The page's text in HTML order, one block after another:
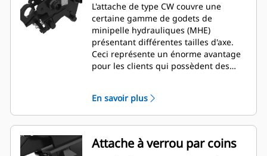
L'attache de type CW couvre une
certaine gamme de godets de
minipelle hydrauliques (MHE)
présentant différentes tailles d'axe.
Ceci représente un énorme avantage
pour les clients qui possèdent des
d'une souplesse d'utilisation de godet
entre plusieurs machines.
En savoir plus
Attache à verrou par coins